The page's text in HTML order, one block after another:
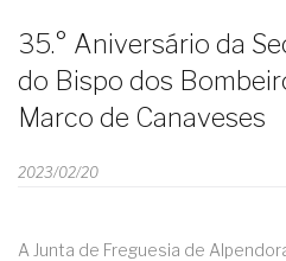
35.° Aniversário da
do Bispo dos
Marco de Canaveses
2023/02/20
A Junta de Freguesia de